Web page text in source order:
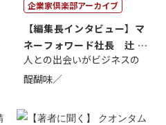
企業家倶楽部アーカイブ
【編集長インタビュー】マ
ネーフォワード社長 辻 庸
介
人との出会いがビジネスの
醍醐味／